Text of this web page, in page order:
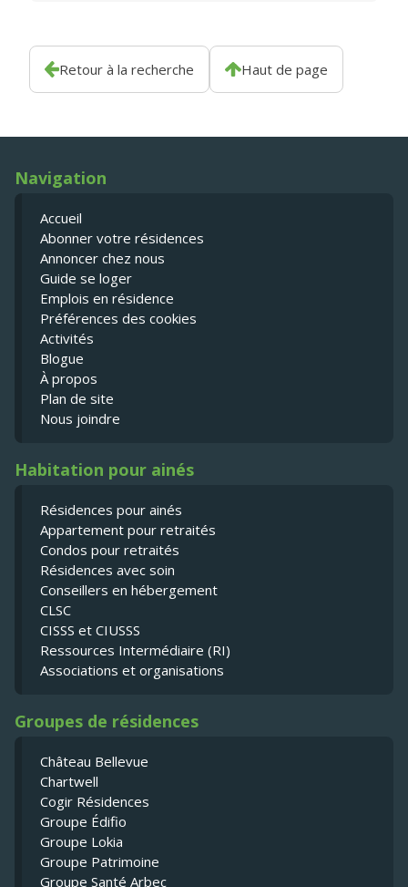
Retour à la recherche Haut de page
Navigation
Accueil
Abonner votre résidences
Annoncer chez nous
Guide se loger
Emplois en résidence
Préférences des cookies
Activités
Blogue
À propos
Plan de site
Nous joindre
Habitation pour ainés
Résidences pour ainés
Appartement pour retraités
Condos pour retraités
Résidences avec soin
Conseillers en hébergement
CLSC
CISSS et CIUSSS
Ressources Intermédiaire (RI)
Associations et organisations
Groupes de résidences
Château Bellevue
Chartwell
Cogir Résidences
Groupe Édifio
Groupe Lokia
Groupe Patrimoine
Groupe Santé Arbec